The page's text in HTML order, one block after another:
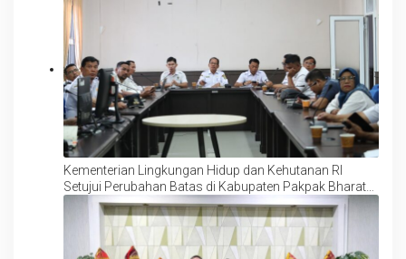
Kementerian Lingkungan Hidup dan Kehutanan RI
Setujui Perubahan Batas di Kabupaten Pakpak Bharat
Seluas ± 1.576,35 Hektar